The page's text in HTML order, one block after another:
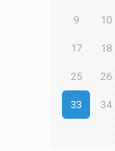
9 10
17 18
25 26
33 34